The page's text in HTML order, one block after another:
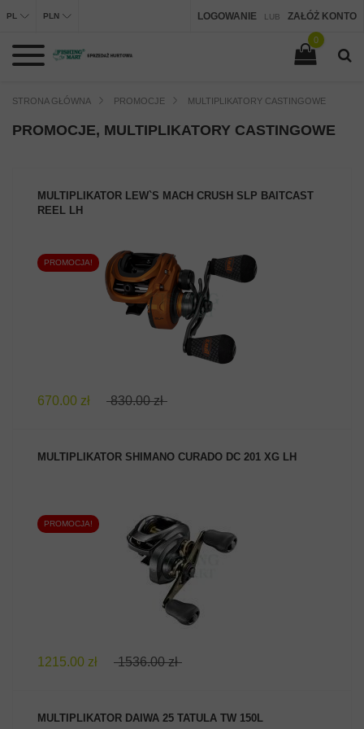
LOGOWANIE LUB ZAŁÓŻ KONTO
PL PLN
0
STRONA GŁÓWNA PROMOCJE MULTIPLIKATORY CASTINGOWE
PROMOCJE, MULTIPLIKATORY CASTINGOWE
MULTIPLIKATOR LEW`S MACH CRUSH SLP BAITCAST
REEL LH
ZOBACZ PRODUKT
PROMOCJA!
670.00 zł 830.00 zł
MULTIPLIKATOR SHIMANO CURADO DC 201 XG LH
ZOBACZ PRODUKT
PROMOCJA!
1215.00 zł 1536.00 zł
MULTIPLIKATOR DAIWA 25 TATULA TW 150L